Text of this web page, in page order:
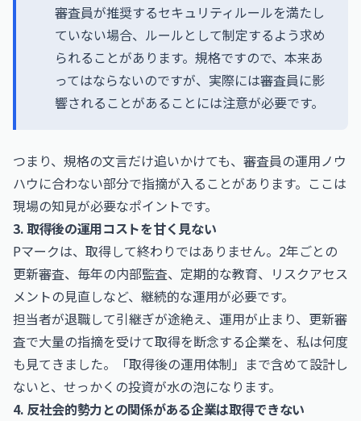
審査員が推奨するセキュリティルールを満たし
ていない場合、ルールとして制定するよう求め
られることがあります。規格ですので、本来あ
ってはならないのですが、実際には審査員に影
響されることがあることには注意が必要です。
つまり、規格の文言だけ追いかけても、審査員の運用ノウ
ハウに合わない部分で指摘が入ることがあります。ここは
現場の知見が必要なポイントです。
3. 取得後の運用コストを甘く見ない
Pマークは、取得して終わりではありません。2年ごとの
更新審査、毎年の内部監査、定期的な教育、リスクアセス
メントの見直しなど、継続的な運用が必要です。
担当者が退職して引継ぎが途絶え、運用が止まり、更新審
査で大量の指摘を受けて取得を断念する企業を、私は何度
も見てきました。「取得後の運用体制」まで含めて設計し
ないと、せっかくの投資が水の泡になります。
4. 反社会的勢力との関係がある企業は取得できない